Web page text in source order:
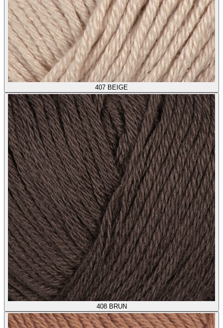
407 BEIGE
408 BRUN